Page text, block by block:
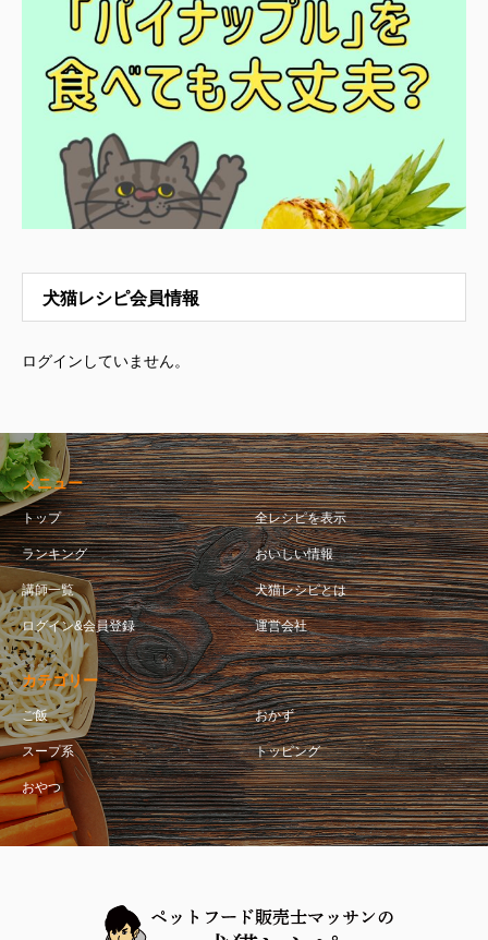
犬猫レシピ会員情報
ログインしていません。
メニュー
トップ 全レシピを表示
ランキング おいしい情報
講師一覧 犬猫レシピとは
ログイン&会員登録 運営会社
カテゴリー
ご飯 おかず
スープ系 トッピング
おやつ